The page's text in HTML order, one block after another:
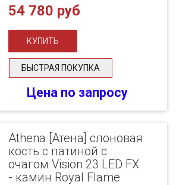
54 780 руб
БЫСТРАЯ ПОКУПКА
Цена по запросу
Athena [Атена] слоновая
кость с патиной с
очагом Vision 23 LED FX
- камин Royal Flame